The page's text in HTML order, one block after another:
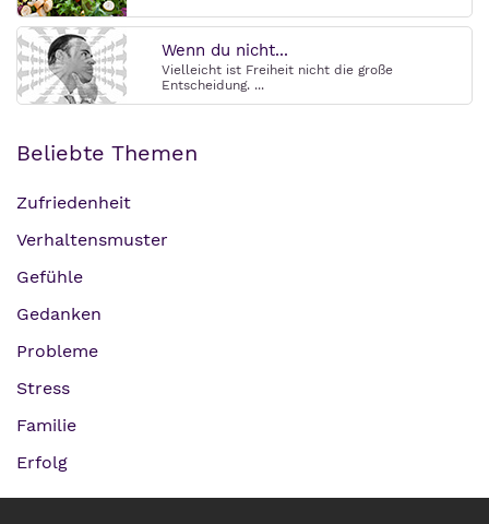
Wenn du nicht...
Vielleicht ist Freiheit nicht die große
Entscheidung. ...
Beliebte Themen
Zufriedenheit
Verhaltensmuster
Gefühle
Gedanken
Probleme
Stress
Familie
Erfolg